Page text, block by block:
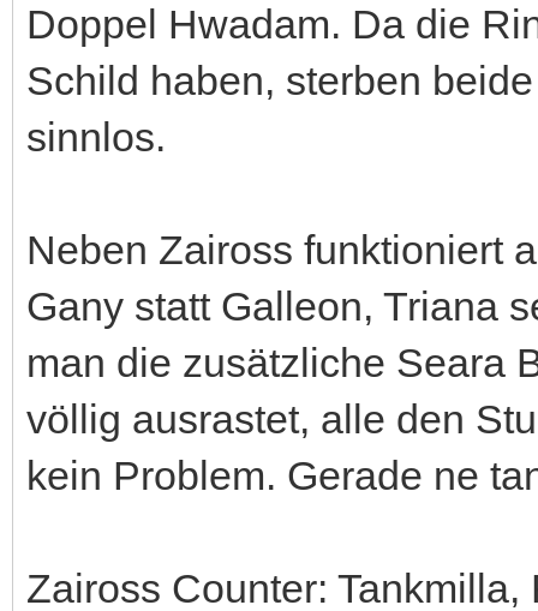
Doppel Hwadam. Da die
Schild haben, sterben
sinnlos.
Neben Zaiross funktioniert
Gany statt Galleon, Triana
man die zusätzliche Seara
völlig ausrastet, alle den
kein Problem. Gerade ne
Zaiross Counter: